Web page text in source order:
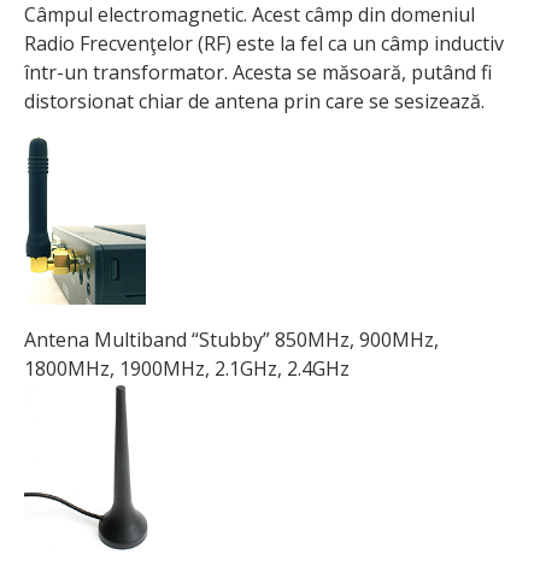
Câmpul electromagnetic. Acest câmp din domeniul
Radio Frecvenţelor (RF) este la fel ca un câmp inductiv
într-un transformator. Acesta se măsoară, putând fi
distorsionat chiar de antena prin care se sesizează.
Antena Multiband “Stubby” 850MHz, 900MHz,
1800MHz, 1900MHz, 2.1GHz, 2.4GHz